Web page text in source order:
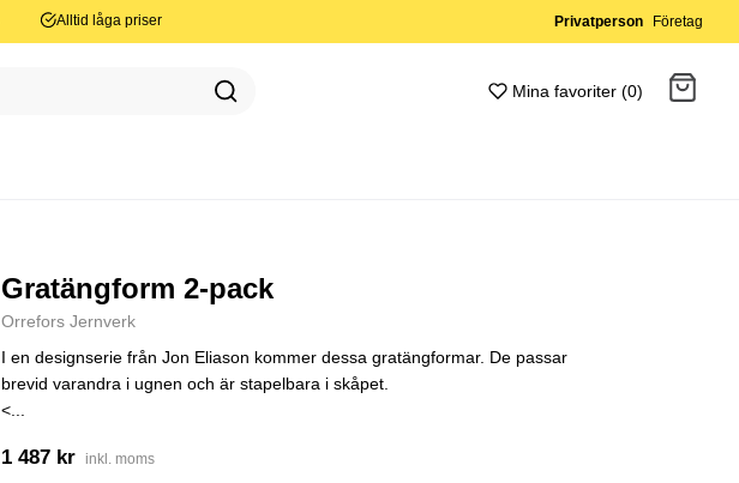
Alltid låga priser Privatperson Företag
Mina favoriter (0)
Gratängform 2-pack
Orrefors Jernverk
I en designserie från Jon Eliason kommer dessa gratängformar. De passar
brevid varandra i ugnen och är stapelbara i skåpet.
<...
1 487 kr inkl. moms